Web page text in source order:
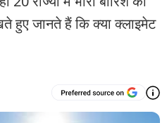
हुए जानते हैं कि क्या क्लाइमेट